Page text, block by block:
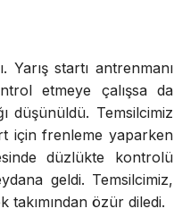
Yarış startı antrenmanı
etmeye çalışsa da
düşünüldü. Temsilcimiz
için frenleme yaparken
düzlükte kontrolü
geldi. Temsilcimiz,
takımından özür diledi.